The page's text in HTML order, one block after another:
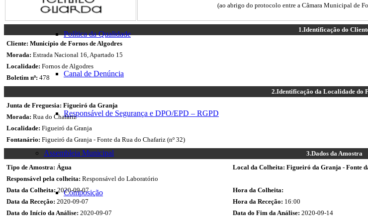
Política da Qualidade
Canal de Denúncia
Responsável de Segurança e DPO/EPD – RGPD
Assembleia Municipal
Composição
(ao abrigo do protocolo entre a Câmara Municipal de
1.Identificação do
1.Identificação
Cliente
Cliente: Município de Fornos de Algodres
Morada: Estrada Nacional 16, Apartado 15
Localidade: Fornos de Algodres
Boletim nº: 478
2.Identificação da Localidade do
2.Identificação
Localidade
do
Junta de Freguesia: Figueiró da Granja
Morada: Rua do Chafariz
Localidade: Figueiró da Granja
Fontanário: Figueiró da Granja - Fonte da Rua do Chafariz (nº 32)
3.Dados da Amostra
3.Dados
Amostra
Tipo de Amostra: Água Local da Colheita: Figueiró da Granja - Fonte
Responsável pela colheita: Responsável do Laboratório
Data da Colheita:2020-09-07
Hora da Colheita:
Data da Receção: 2020-09-07 Hora da Receção: 16:00
Data do Início da Análise: 2020-09-07 Data do Fim da Análise: 2020-09-14